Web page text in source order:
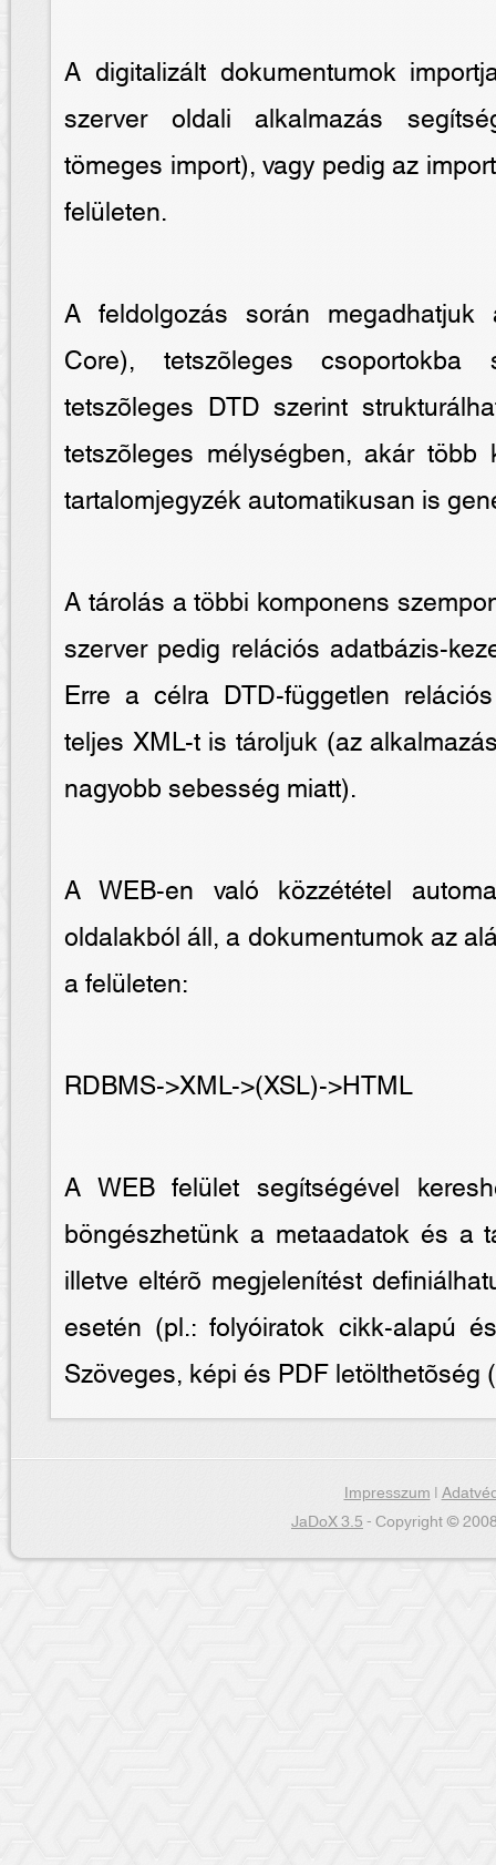
A digitalizált dokumentumok
szerver oldali alkalmazás
tömeges import), vagy pedig az
felületen.
A feldolgozás során
Core), tetszõleges
tetszõleges DTD szerint
tetszõleges mélységben, akár
tartalomjegyzék automatikusan is
A tárolás a többi komponens
szerver pedig relációs adatbázis-
Erre a célra DTD-független
teljes XML-t is tároljuk (az
nagyobb sebesség miatt).
A WEB-en való közzététel
oldalakból áll, a dokumentumok az
a felületen:
RDBMS->XML->(XSL)->HTML
A WEB felület segítségével
böngészhetünk a metaadatok és a
illetve eltérõ megjelenítést
esetén (pl.: folyóiratok cikk-alapú
Szöveges, képi és PDF letölthetõség
Impresszum|
JaDoX 3.5- Copyright ©